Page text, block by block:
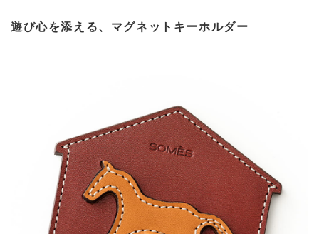
遊び心を添える、マグネットキーホルダー